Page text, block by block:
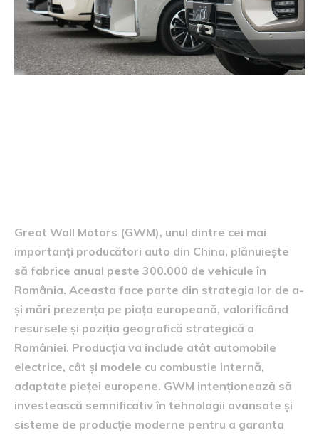
Great Wall Motors (GWM), unul dintre cei mai
importanți producători auto din China, plănuiește
să fabrice anual peste 300.000 de vehicule în
România. Aceasta face parte din strategia lor de a-
și mări prezența pe piața europeană, valorificând
resursele și poziția geografică strategică a
României. Producția va include atât automobile
electrice, cât și modele cu combustie internă,
adaptate pieței europene. GWM intenționează să
investească semnificativ în tehnologii avansate și
sisteme de producție moderne pentru a garanta